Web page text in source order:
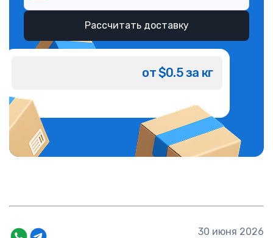
Рассчитать доставку
от $0.5 за кг
30 июня 2026